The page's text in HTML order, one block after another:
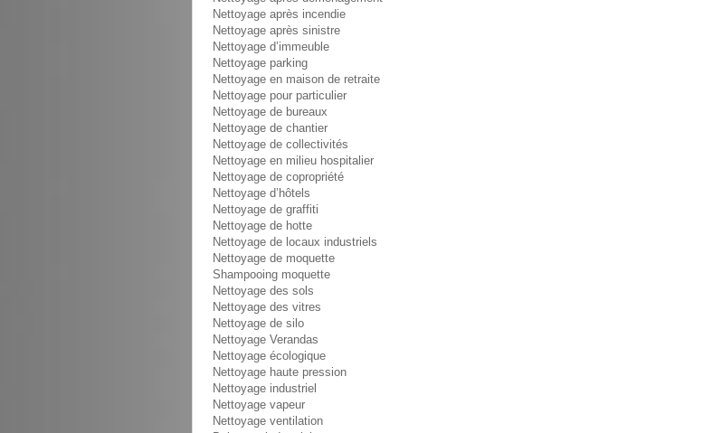
Nettoyage après incendie
Nettoyage après sinistre
Nettoyage d’immeuble
Nettoyage parking
Nettoyage en maison de retraite
Nettoyage pour particulier
Nettoyage de bureaux
Nettoyage de chantier
Nettoyage de collectivités
Nettoyage en milieu hospitalier
Nettoyage de copropriété
Nettoyage d’hôtels
Nettoyage de graffiti
Nettoyage de hotte
Nettoyage de locaux industriels
Nettoyage de moquette
Shampooing moquette
Nettoyage des sols
Nettoyage des vitres
Nettoyage de silo
Nettoyage Verandas
Nettoyage écologique
Nettoyage haute pression
Nettoyage industriel
Nettoyage vapeur
Nettoyage ventilation